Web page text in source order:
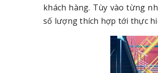
khách hàng. Tùy vào từng
số lượng thích hợp tới thực